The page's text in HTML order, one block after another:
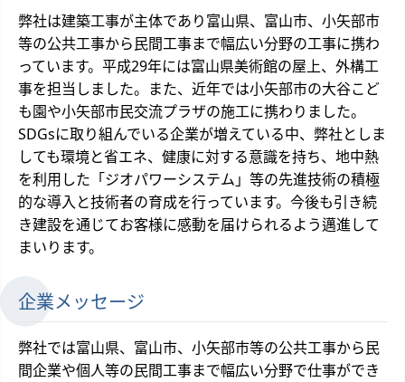
弊社は建築工事が主体であり富山県、富山市、小矢部市
等の公共工事から民間工事まで幅広い分野の工事に携わ
っています。平成29年には富山県美術館の屋上、外構工
事を担当しました。また、近年では小矢部市の大谷こど
も園や小矢部市民交流プラザの施工に携わりました。
SDGsに取り組んでいる企業が増えている中、弊社としま
しても環境と省エネ、健康に対する意識を持ち、地中熱
を利用した「ジオパワーシステム」等の先進技術の積極
的な導入と技術者の育成を行っています。今後も引き続
き建設を通じてお客様に感動を届けられるよう邁進して
まいります。
企業メッセージ
弊社では富山県、富山市、小矢部市等の公共工事から民
間企業や個人等の民間工事まで幅広い分野で仕事ができ